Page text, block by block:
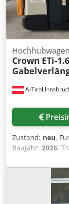
A-
Hochhubwagen
Crown ETi-
Zustand: neu,
Baujahr: 2026,
Triplex,
Leergewicht: